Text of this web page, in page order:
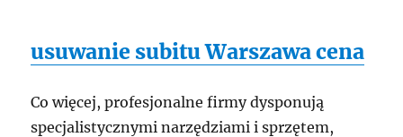
usuwanie subitu Warszawa cena
Co więcej, profesjonalne firmy dysponują
specjalistycznymi narzędziami i sprzętem,